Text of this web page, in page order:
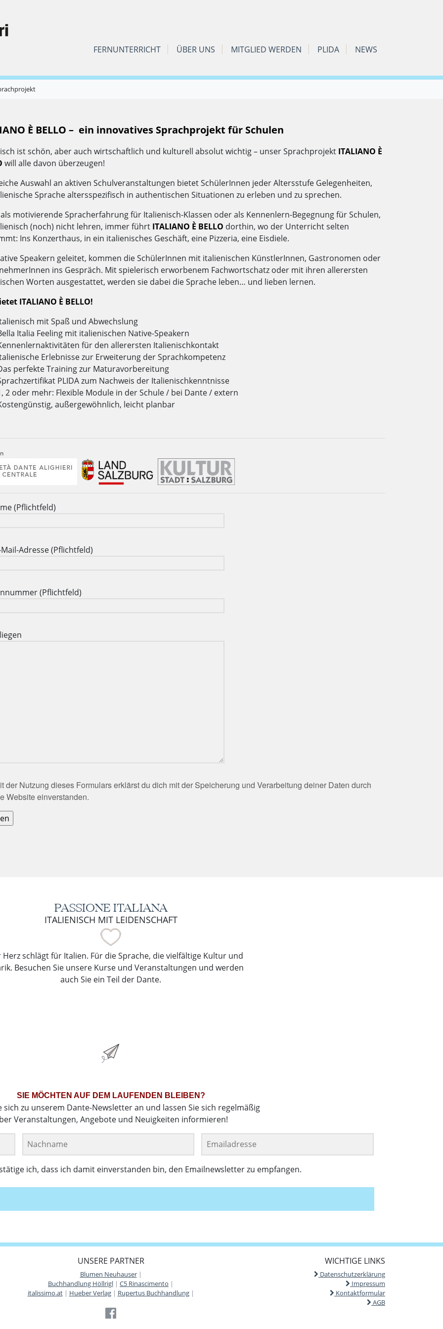
FERNUNTERRICHT ÜBER UNS MITGLIED WERDEN PLIDA NEWS
È BELLO – ein innovatives Sprachprojekt für Schulen
ist schön, aber auch wirtschaftlich und kulturell absolut wichtig – unser Sprachprojekt ITALIANO È
will alle davon überzeugen!
Auswahl an aktiven Schulveranstaltungen bietet SchülerInnen jeder Altersstufe Gelegenheiten,
Sprache altersspezifisch in authentischen Situationen zu erleben und zu sprechen.
als motivierende Spracherfahrung für Italienisch-Klassen oder als Kennenlern-Begegnung für Schulen,
(noch) nicht lehren, immer führt ITALIANO È BELLO dorthin, wo der Unterricht selten
Ins Konzerthaus, in ein italienisches Geschäft, eine Pizzeria, eine Eisdiele.
Speakern geleitet, kommen die SchülerInnen mit italienischen KünstlerInnen, Gastronomen oder
ins Gespräch. Mit spielerisch erworbenem Fachwortschatz oder mit ihren allerersten
Worten ausgestattet, werden sie dabei die Sprache leben… und lieben lernen.
ITALIANO È BELLO!
mit Spaß und Abwechslung
Italia Feeling mit italienischen Native-Speakern
für den allerersten Italienischkontakt
Erlebnisse zur Erweiterung der Sprachkompetenz
perfekte Training zur Maturavorbereitung
PLIDA zum Nachweis der Italienischkenntnisse
2 oder mehr: Flexible Module in der Schule / bei Dante / extern
außergewöhnlich, leicht planbar
(Pflichtfeld)
Adresse (Pflichtfeld)
(Pflichtfeld)
dieses Feld leer.
der Nutzung dieses Formulars erklärst du dich mit der Speicherung und Verarbeitung deiner Daten durch
Website einverstanden.
PASSIONE ITALIANA
ITALIENISCH MIT LEIDENSCHAFT
Herz schlägt für Italien. Für die Sprache, die vielfältige Kultur und
Besuchen Sie unsere Kurse und Veranstaltungen und werden
auch Sie ein Teil der Dante.
SIE MÖCHTEN AUF DEM LAUFENDEN BLEIBEN?
sich zu unserem Dante-Newsletter an und lassen Sie sich regelmäßig
Veranstaltungen, Angebote und Neuigkeiten informieren!
ich, dass ich damit einverstanden bin, den Emailnewsletter zu empfangen.
UNSERE PARTNER
Blumen Neuhauser|
Buchhandlung Höllrigl | C5 Rinascimento |
italissimo.at| Hueber Verlag| Rupertus Buchhandlung|
WICHTIGE LINKS
Datenschutzerklärung
Impressum
Kontaktformular
AGB